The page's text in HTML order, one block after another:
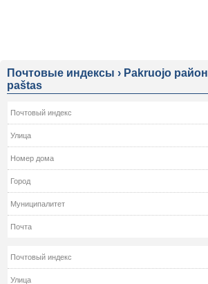
Почтовые индексы › Pakruojo район
paštas